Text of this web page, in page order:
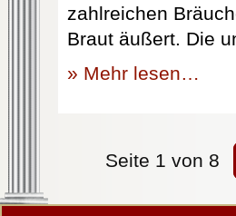
zahlreichen
Braut äußert. Die
» Mehr lesen…
Seite 1 von 8